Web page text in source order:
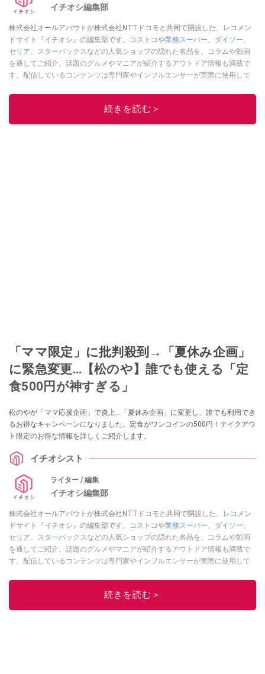
イチオシ編集部
株式会社オールアバウトが株式会社NTTドコモと共同で開設した、レコメン
ドサイト『イチオシ』の編集部です。
コストコや業務スーパー、 ダイソー、
セリア、 スターバックスなどの人気ショップの隠れた名品を、コラムや動画
を通してご紹介。話題のグルメやマニアが紹介するアウトドア情報も満載で
す。配信しているコンテンツは専門家やインフルエンサーが実際に使用して
ニュースでフォロー
続きを読む＞
「ママ限定」に批判殺到→「夏休み企画」
に緊急変更…【松のや】誰でも使える「定
食500円が神すぎる」
松のやが「ママ応援企画」で炎上…「夏休み企画」に変更し、誰でも利用でき
るお得なキャンペーンになりました。定食がワンコインの500円！テイクアウ
ト限定のお得な情報を詳しくご紹介します。
イチオシスト
ライター / 編集
イチオシ編集部
株式会社オールアバウトが株式会社NTTドコモと共同で開設した、レコメン
ドサイト『イチオシ』の編集部です。
コストコや業務スーパー、 ダイソー、
セリア、 スターバックスなどの人気ショップの隠れた名品を、コラムや動画
を通してご紹介。話題のグルメやマニアが紹介するアウトドア情報も満載で
す。配信しているコンテンツは専門家やインフルエンサーが実際に使用して
ニュースでフォロー
続きを読む＞